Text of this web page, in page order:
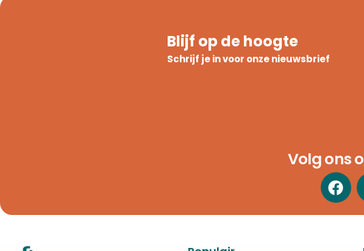
Blijf op de hoogte
Schrijf je in voor onze nieuwsbrief
Volg ons